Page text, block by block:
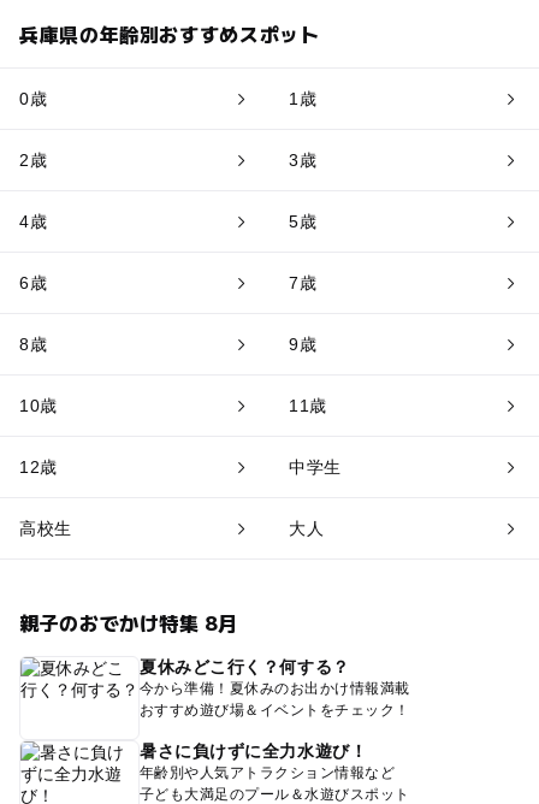
兵庫県の年齢別おすすめスポット
0歳 1歳
2歳 3歳
4歳 5歳
6歳 7歳
8歳 9歳
10歳 11歳
12歳 中学生
高校生 大人
親子のおでかけ特集 8月
夏休みどこ行く？何する？
今から準備！夏休みのお出かけ情報満載
おすすめ遊び場＆イベントをチェック！
暑さに負けずに全力水遊び！
年齢別や人気アトラクション情報など
子ども大満足のプール＆水遊びスポット